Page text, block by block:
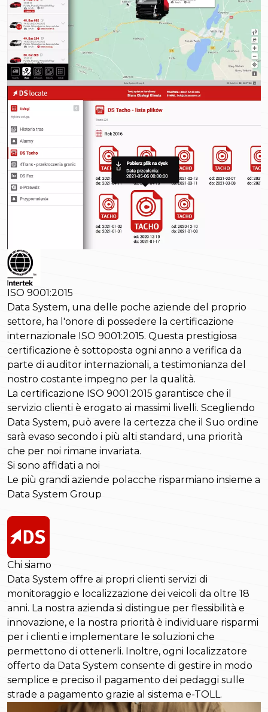
ISO 9001:2015
Data System, una delle poche aziende del proprio
settore, ha l'onore di possedere la certificazione
internazionale ISO 9001:2015. Questa prestigiosa
certificazione è sottoposta ogni anno a verifica da
parte di auditor internazionali, a testimonianza del
nostro costante impegno per la qualità.
La certificazione ISO 9001:2015 garantisce che il
servizio clienti è erogato ai massimi livelli. Scegliendo
Data System, può avere la certezza che il Suo ordine
sarà evaso secondo i più alti standard, una priorità
che per noi rimane invariata.
Si sono affidati a noi
Le più grandi aziende polacche risparmiano insieme a
Data System Group
Chi siamo
Data System offre ai propri clienti servizi di
monitoraggio e localizzazione dei veicoli da oltre 18
anni. La nostra azienda si distingue per flessibilità e
innovazione, e la nostra priorità è individuare risparmi
per i clienti e implementare le soluzioni che
permettono di ottenerli. Inoltre, ogni localizzatore
offerto da Data System consente di gestire in modo
semplice e preciso il pagamento dei pedaggi sulle
strade a pagamento grazie al sistema e-TOLL.